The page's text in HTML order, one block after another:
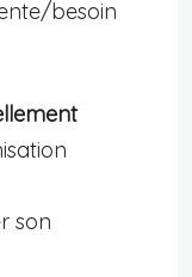
besoin
son